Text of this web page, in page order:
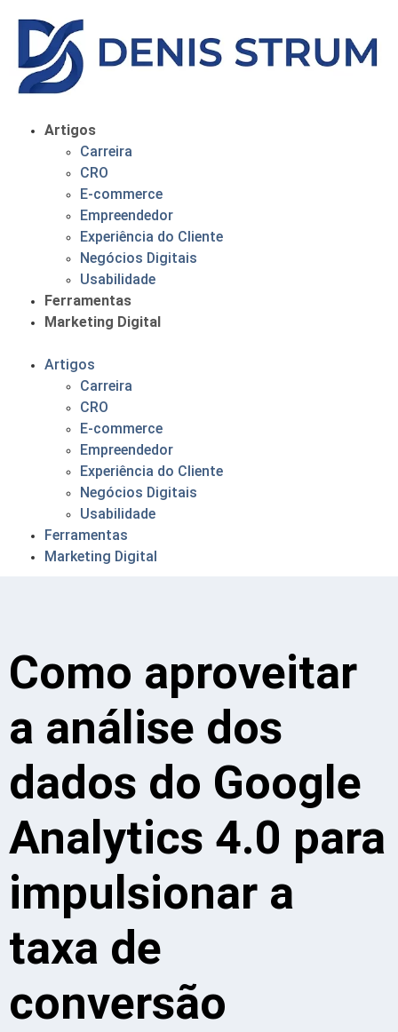
Artigos
Carreira
CRO
E-commerce
Empreendedor
Experiência do Cliente
Negócios Digitais
Usabilidade
Ferramentas
Marketing Digital
Artigos
Carreira
CRO
E-commerce
Empreendedor
Experiência do Cliente
Negócios Digitais
Usabilidade
Ferramentas
Marketing Digital
Como aproveitar
a análise dos
dados do Google
Analytics 4.0 para
impulsionar a
taxa de
conversão